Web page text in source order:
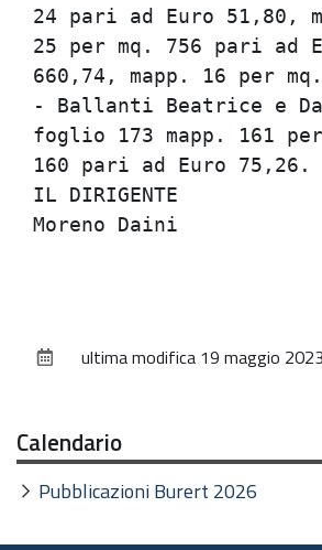
24 pari ad Euro 51,80,
25 per mq. 756 pari ad
660,74, mapp. 16 per
- Ballanti Beatrice e
foglio 173 mapp. 161
160 pari ad Euro 75,26.
IL DIRIGENTE
documentoultima modifica 19 maggio
Calendario
Pubblicazioni Burert 2026